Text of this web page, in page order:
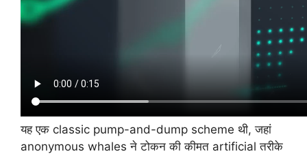
यह एक classic pump-and-dump scheme थी, जहां
anonymous whales ने टोकन की कीमत artificial तरीके